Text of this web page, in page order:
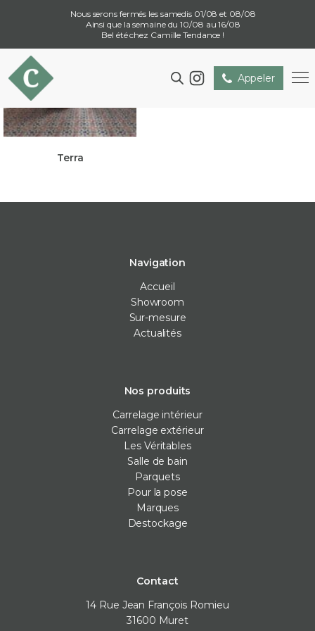
Nous serons fermés les samedis 01/08 et 08/08
Ainsi que la semaine du 10/08 au 16/08
Bel été chez Camille Tendance !
Appeler
Terra
Navigation
Accueil
Showroom
Sur-mesure
Actualités
Nos produits
Carrelage intérieur
Carrelage extérieur
Les Véritables
Salle de bain
Parquets
Pour la pose
Marques
Destockage
Contact
14 Rue Jean François Romieu
31600 Muret